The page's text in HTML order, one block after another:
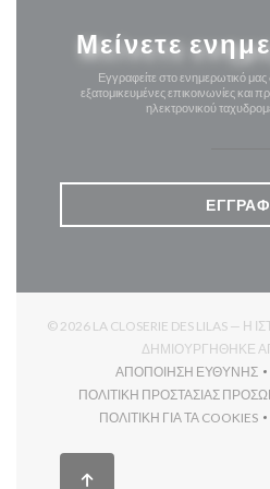
Μείνετε
Εγγραφείτε στο ενημερωτικό μας
εξατομικευμένες επικοινωνίες και
ηλεκτρονικού
© 2026 LA CLOSERIE DES LILAS — Η
ΔΗΜΙΟΥΡΓΉΘΗΚΕ
ΑΠΟΠΟΊΗΣΗ ΕΥΘΎΝΗΣ
((ΑΝΟΊΓΕΙ
ΠΟΛΙΤΙΚΉ ΠΡΟΣΤΑΣΊΑΣ
ΠΟΛΙΤΙΚΉ ΓΙΑ ΤΑ COOKIES
((ΑΝΟΊΓΕΙ